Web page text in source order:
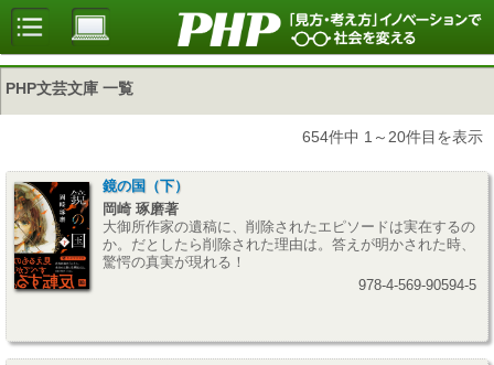
PHP文芸文庫 一覧
654件中 1～20件目を表示
鏡の国（下）
岡崎 琢磨著
大御所作家の遺稿に、削除されたエピソードは実在するの
か。だとしたら削除された理由は。答えが明かされた時、
驚愕の真実が現れる！
978-4-569-90594-5